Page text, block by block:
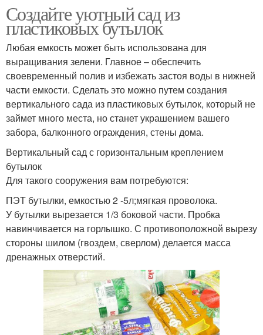
Создайте уютный сад из
пластиковых бутылок
Любая емкость может быть использована для
выращивания зелени. Главное – обеспечить
своевременный полив и избежать застоя воды в нижней
части емкости. Сделать это можно путем создания
вертикального сада из пластиковых бутылок, который не
займет много места, но станет украшением вашего
забора, балконного ограждения, стены дома.
Вертикальный сад с горизонтальным креплением
бутылок
Для такого сооружения вам потребуются:
ПЭТ бутылки, емкостью 2 -5л;мягкая проволока.
У бутылки вырезается 1/3 боковой части. Пробка
навинчивается на горлышко. С противоположной вырезу
стороны шилом (гвоздем, сверлом) делается масса
дренажных отверстий.